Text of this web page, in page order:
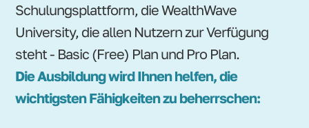
Schulungsplattform, die WealthWave
University, die allen Nutzern zur Verfügung
steht - Basic (Free) Plan und Pro Plan.
Die Ausbildung wird Ihnen helfen, die
wichtigsten Fähigkeiten zu beherrschen: